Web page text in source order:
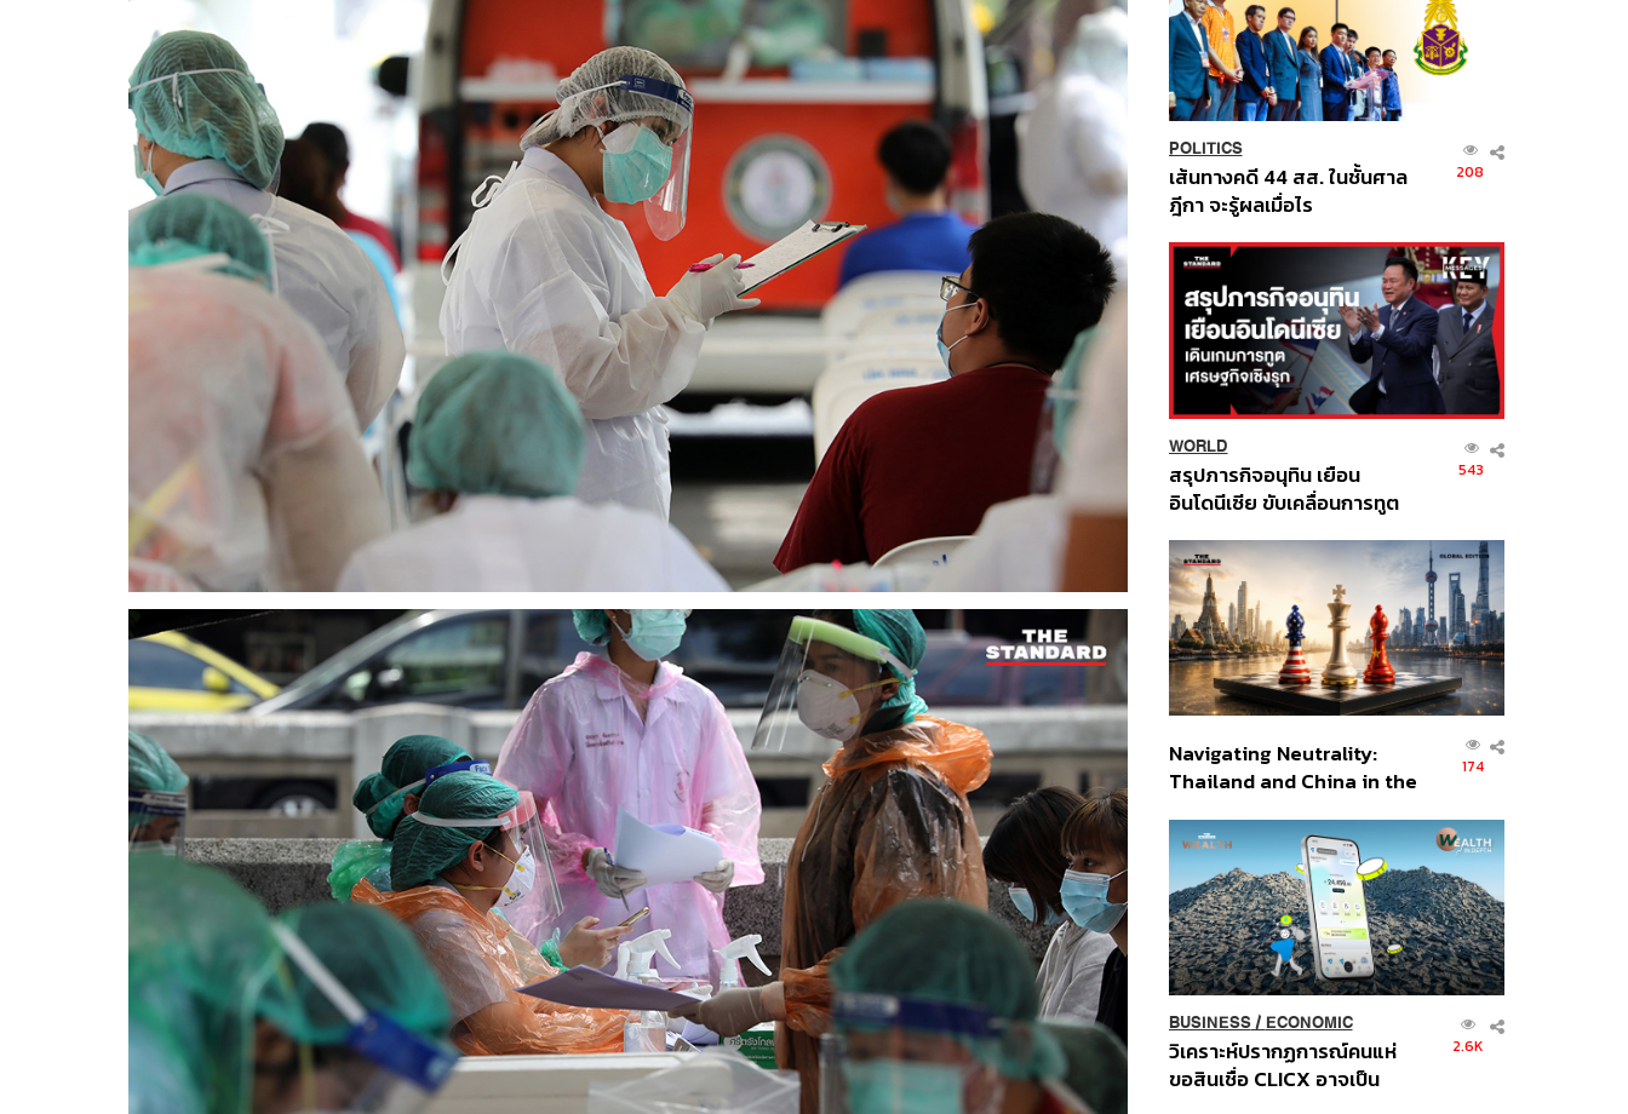
POLITICS
เส้นทางคดี 44 สส. ในชั้นศาล
ฎีกา จะรู้ผลเมื่อไร
208
WORLD
สรุปภารกิจอนุทิน เยือน
อินโดนีเซีย ขับเคลื่อนการทูต
ส่วนยุทธศาสตร์ไทย –
อินโดนีเซีย
543
Navigating Neutrality:
Thailand and China in the
Order
174
BUSINESS/ ECONOMIC
วิเคราะห์ปรากฏการณ์คนแห่
ขอสินเชื่อ CLICX อาจเป็น
2.6K